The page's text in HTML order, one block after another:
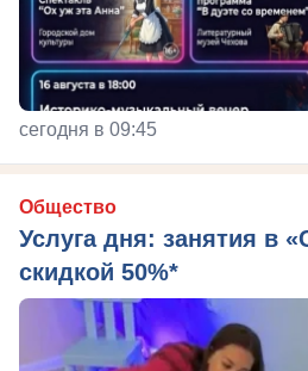
сегодня в 09:45
Общество
Услуга дня: занятия в
скидкой 50%*